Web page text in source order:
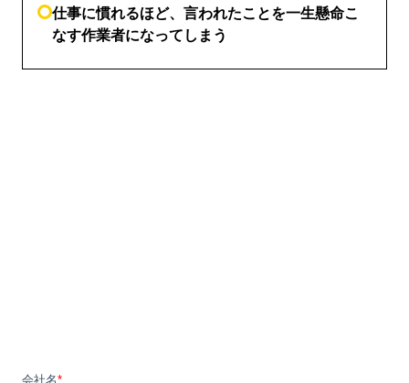
仕事に慣れるほど、言われたことを一生懸命こ
なす作業者になってしまう